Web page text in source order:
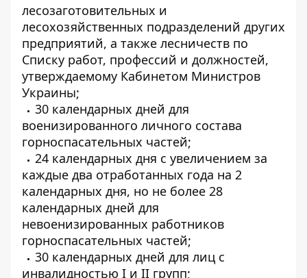
лесозаготовительных и
лесохозяйственных подразделений других
предприятий, а также лесничеств по
Списку работ, профессий и должностей,
утверждаемому Кабинетом Министров
Украины;
30 календарных дней для
военизированного личного состава
горноспасательных частей;
24 календарных дня с увеличением за
каждые два отработанных года на 2
календарных дня, но не более 28
календарных дней для
невоенизированных работников
горноспасательных частей;
30 календарных дней для лиц с
инвалидностью I и II групп;